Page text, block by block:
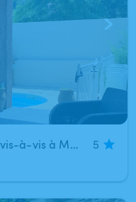
Piscine forme haricot 6x3 sans vis-à-vis à Marseille 9
5